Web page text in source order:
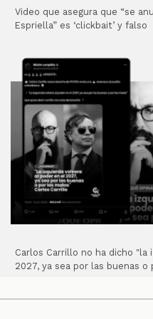
Video que asegura que “se
Espriella” es ‘clickbait’ y falso
Carlos Carrillo no ha dicho "la
2027, ya sea por las buenas o